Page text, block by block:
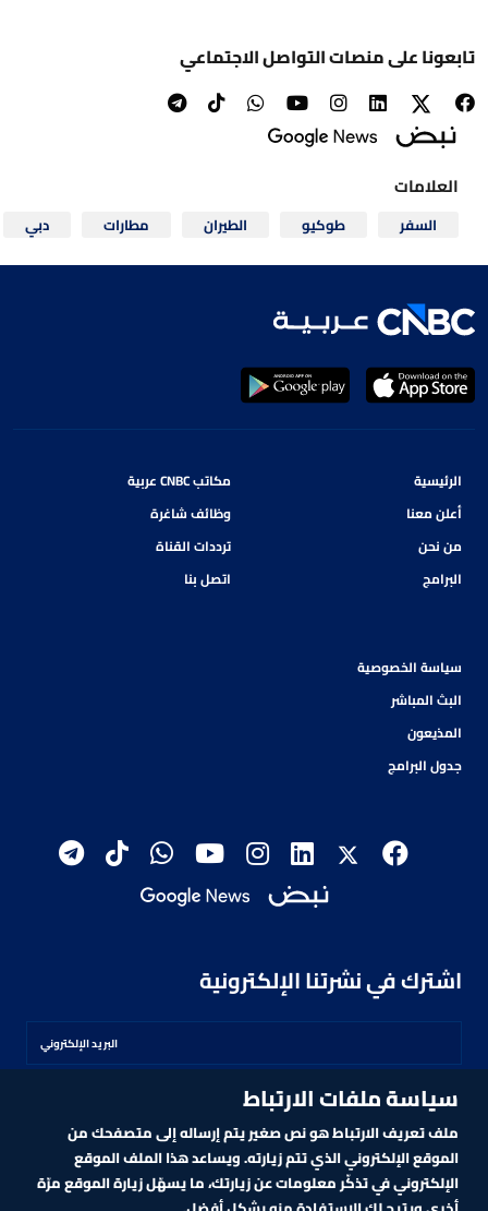
تابعونا على منصات التواصل الاجتماعي
العلامات
السفر طوكيو الطيران مطارات دبي
الرئيسية
أعلن معنا
من نحن
البرامج
مكاتب CNBC عربية
وظائف شاغرة
ترددات القناة
اتصل بنا
سياسة الخصوصية
البث المباشر
المذيعون
جدول البرامج
اشترك في نشرتنا الإلكترونية
اشترك
سياسة ملفات الارتباط
ملف تعريف الارتباط هو نص صغير يتم إرساله إلى متصفحك من
الموقع الإلكتروني الذي تتم زيارته. ويساعد هذا الملف الموقع
الإلكتروني في تذكّر معلومات عن زيارتك، ما يسهّل زيارة الموقع مرّة